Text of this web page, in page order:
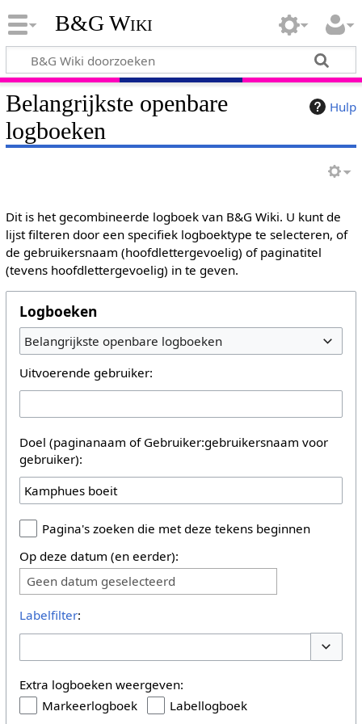
B&G Wiki
Hulp
Belangrijkste openbare
logboeken
Dit is het gecombineerde logboek van B&G Wiki. U kunt de
lijst filteren door een specifiek logboektype te selecteren, of
de gebruikersnaam (hoofdlettergevoelig) of paginatitel
(tevens hoofdlettergevoelig) in te geven.
Logboeken
Belangrijkste openbare logboeken
Uitvoerende gebruiker:
Doel (paginanaam of Gebruiker:gebruikersnaam voor
gebruiker):
Pagina's zoeken die met deze tekens beginnen
Op deze datum (en eerder):
Geen datum geselecteerd
Labelfilter:
Extra logboeken weergeven:
Markeerlogboek
Labellogboek